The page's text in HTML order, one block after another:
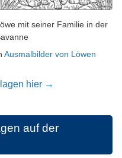
mit seiner Familie in der
Ausmalbilder von Löwen
hier →
auf der